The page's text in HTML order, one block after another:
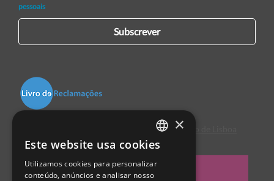
pessoais
Subscrever
Centro de Arbitragem de Conflitos de Consumo de Lisboa
PORTUGUESE
ENGLISH
×
Este website usa cookies
Utilizamos cookies para personalizar
conteúdo, anúncios e analisar nosso